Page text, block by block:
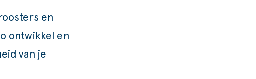
en
ontwikkel en
van je